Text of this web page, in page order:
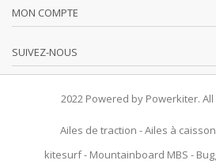
MON COMPTE
SUIVEZ-NOUS
2022 Powered by Powerkiter.
Ailes de traction -Ailes à
kitesurf- Mountainboard MBS -